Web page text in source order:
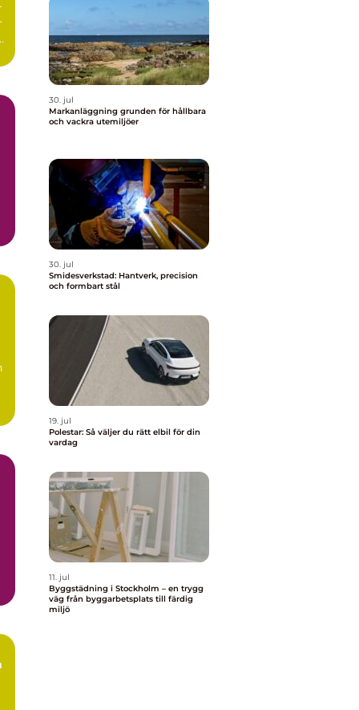
30. jul
Markanläggning grunden för hållbara
och vackra utemiljöer
30. jul
Smidesverkstad: Hantverk, precision
och formbart stål
19. jul
Polestar: Så väljer du rätt elbil för din
vardag
11. jul
Byggstädning i Stockholm – en trygg
väg från byggarbetsplats till färdig
miljö